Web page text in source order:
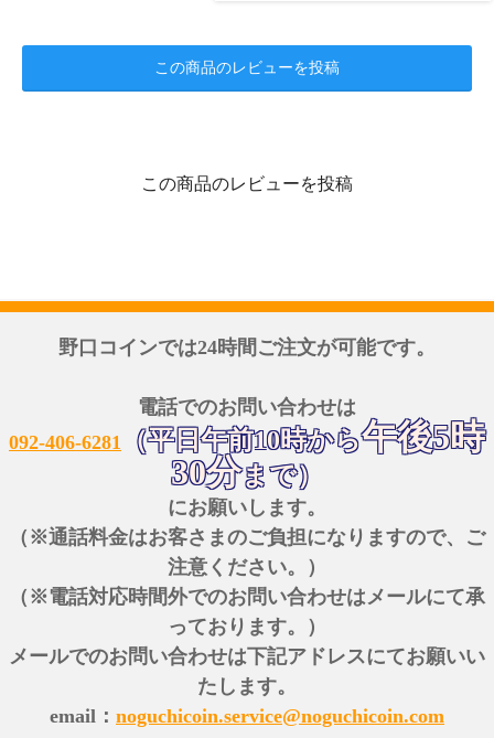
この商品のレビューを投稿
この商品のレビューを投稿
野口コインでは24時間ご注文が可能です。
電話でのお問い合わせは
092-406-6281
（平日午前10時から午後5時
30分まで）
にお願いします。
（※通話料金はお客さまのご負担になりますので、ご
注意ください。）
（※電話対応時間外でのお問い合わせはメールにて承
っております。）
メールでのお問い合わせは下記アドレスにてお願いい
たします。
email： noguchicoin.service@noguchicoin.com